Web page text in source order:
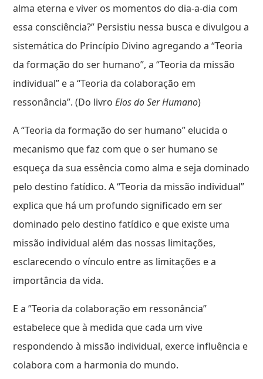
alma eterna e viver os momentos do dia-a-dia com
essa consciência?” Persistiu nessa busca e divulgou a
sistemática do Princípio Divino agregando a “Teoria
da formação do ser humano”, a “Teoria da missão
individual” e a “Teoria da colaboração em
ressonância”. (Do livroElos do Ser Humano)
A “Teoria da formação do ser humano” elucida o
mecanismo que faz com que o ser humano se
esqueça da sua essência como alma e seja dominado
pelo destino fatídico. A “Teoria da missão individual”
explica que há um profundo significado em ser
dominado pelo destino fatídico e que existe uma
missão individual além das nossas limitações,
esclarecendo o vínculo entre as limitações e a
importância da vida.
E a ”Teoria da colaboração em ressonância”
estabelece que à medida que cada um vive
respondendo à missão individual, exerce influência e
colabora com a harmonia do mundo.